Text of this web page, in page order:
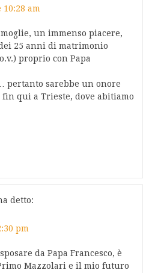
10:28 am
un immenso piacere,
25 anni di matrimonio
proprio con Papa
pertanto sarebbe un onore
fin qui a Trieste, dove abitiamo
detto:
pm
da Papa Francesco, è
Mazzolari e il mio futuro